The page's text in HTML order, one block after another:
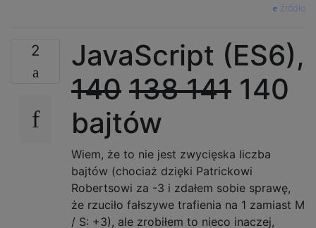
źródło
2
JavaScript (ES6),
140 138141 140
bajtów
Wiem, że to nie jest zwycięska liczba
bajtów (chociaż dzięki Patrickowi
Robertsowi za -3 i zdałem sobie sprawę,
że rzuciło fałszywe trafienia na 1 zamiast M
/ S: +3), ale zrobiłem to nieco inaczej,